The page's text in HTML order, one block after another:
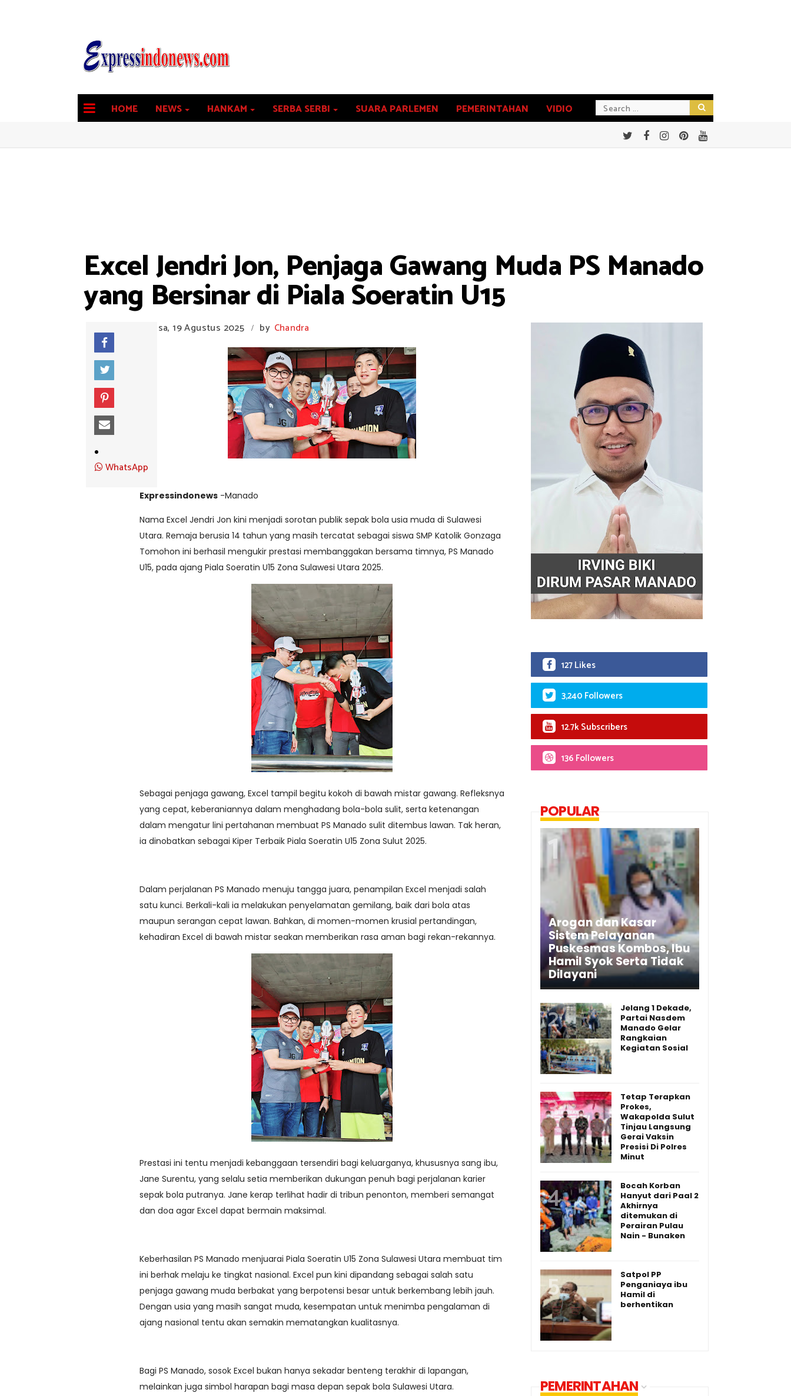
HOME NEWS HANKAM SERBA SERBI SUARA PARLEMEN PEMERINTAHAN VIDIO
Excel Jendri Jon, Penjaga Gawang Muda PS Manado
yang Bersinar di Piala Soeratin U15
Selasa, 19 Agustus 2025 / by Chandra
WhatsApp
Expressindonews -Manado
Nama Excel Jendri Jon kini menjadi sorotan publik sepak bola usia muda di Sulawesi
Utara. Remaja berusia 14 tahun yang masih tercatat sebagai siswa SMP Katolik Gonzaga
Tomohon ini berhasil mengukir prestasi membanggakan bersama timnya, PS Manado
U15, pada ajang Piala Soeratin U15 Zona Sulawesi Utara 2025.
Sebagai penjaga gawang, Excel tampil begitu kokoh di bawah mistar gawang. Refleksnya
yang cepat, keberaniannya dalam menghadang bola-bola sulit, serta ketenangan
dalam mengatur lini pertahanan membuat PS Manado sulit ditembus lawan. Tak heran,
ia dinobatkan sebagai Kiper Terbaik Piala Soeratin U15 Zona Sulut 2025.
Dalam perjalanan PS Manado menuju tangga juara, penampilan Excel menjadi salah
satu kunci. Berkali-kali ia melakukan penyelamatan gemilang, baik dari bola atas
maupun serangan cepat lawan. Bahkan, di momen-momen krusial pertandingan,
kehadiran Excel di bawah mistar seakan memberikan rasa aman bagi rekan-rekannya.
Prestasi ini tentu menjadi kebanggaan tersendiri bagi keluarganya, khususnya sang ibu,
Jane Surentu, yang selalu setia memberikan dukungan penuh bagi perjalanan karier
sepak bola putranya. Jane kerap terlihat hadir di tribun penonton, memberi semangat
dan doa agar Excel dapat bermain maksimal.
Keberhasilan PS Manado menjuarai Piala Soeratin U15 Zona Sulawesi Utara membuat tim
ini berhak melaju ke tingkat nasional. Excel pun kini dipandang sebagai salah satu
penjaga gawang muda berbakat yang berpotensi besar untuk berkembang lebih jauh.
Dengan usia yang masih sangat muda, kesempatan untuk menimba pengalaman di
ajang nasional tentu akan semakin mematangkan kualitasnya.
Bagi PS Manado, sosok Excel bukan hanya sekadar benteng terakhir di lapangan,
melainkan juga simbol harapan bagi masa depan sepak bola Sulawesi Utara.
127 Likes
3,240 Followers
12.7k Subscribers
136 Followers
POPULAR
Arogan dan Kasar
Sistem Pelayanan
Puskesmas Kombos, Ibu
Hamil Syok Serta Tidak
Dilayani
Jelang 1 Dekade,
Partai Nasdem
Manado Gelar
Rangkaian
Kegiatan Sosial
Tetap Terapkan
Prokes,
Wakapolda Sulut
Tinjau Langsung
Gerai Vaksin
Presisi Di Polres
Minut
Bocah Korban
Hanyut dari Paal 2
Akhirnya
ditemukan di
Perairan Pulau
Nain - Bunaken
Satpol PP
Penganiaya ibu
Hamil di
berhentikan
PEMERINTAHAN